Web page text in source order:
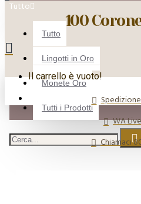
Tutto
Tutto
Lingotti in Oro
Monete Oro
Tutti i Prodotti
Il carrello è vuoto!
100
WA
Chiamaci